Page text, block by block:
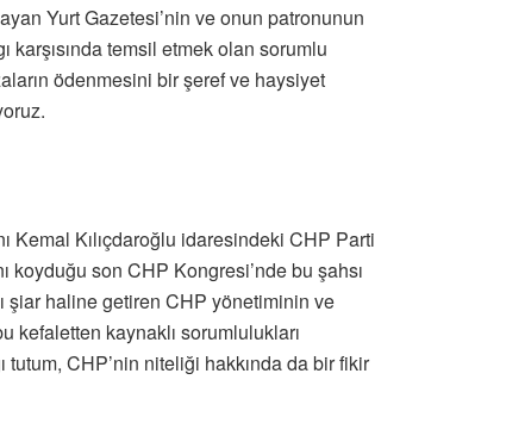
Yurt Gazetesi’nin ve onun patronunun
temsil etmek olan sorumlu
ödenmesini bir şeref ve haysiyet
Kemal Kılıçdaroğlu idaresindeki CHP Parti
koyduğu son CHP Kongresi’nde bu şahsı
şiar haline getiren CHP yönetiminin ve
kefaletten kaynaklı sorumlulukları
CHP’nin niteliği hakkında da bir fikir